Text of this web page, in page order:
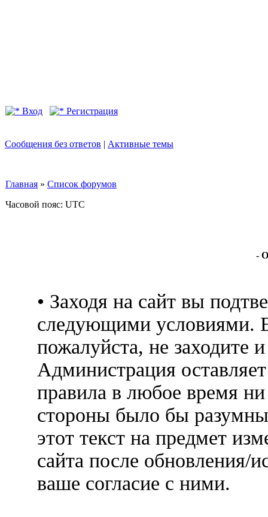
Вход Регистрация
Сообщения без ответов | Активные темы
Главная » Список форумов
Часовой пояс: UTC
-
• Заходя на сайт вы
следующими условиями.
пожалуйста, не заходите
Администрация
правила в любое время
стороны было бы
этот текст на предмет
сайта после обновления/
ваше согласие с ними.